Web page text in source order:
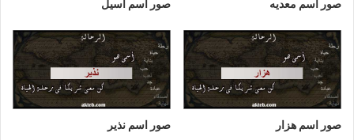
صور اسم معديه صور اسم اسيل
صور اسم هزار صور اسم نذير